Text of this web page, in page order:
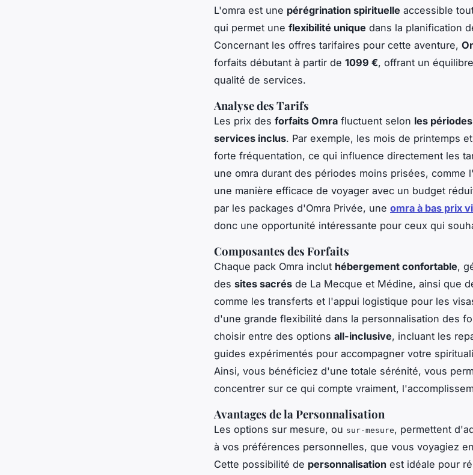
L'omra est une pérégrination spirituelle accessible
qui permet une flexibilité unique dans la planification
Concernant les offres tarifaires pour cette aventure,
forfaits débutant à partir de 1099 €, offrant un
qualité de services.
Analyse des Tarifs
Les prix des forfaits Omra fluctuent selon les
services inclus. Par exemple, les mois de printemps
forte fréquentation, ce qui influence directement les
une omra durant des périodes moins prisées, comme
une manière efficace de voyager avec un budget
par les packages d'Omra Privée, une omra à bas prix
donc une opportunité intéressante pour ceux qui
Composantes des Forfaits
Chaque pack Omra inclut hébergement confortable,
des sites sacrés de La Mecque et Médine, ainsi que
comme les transferts et l'appui logistique pour les
d'une grande flexibilité dans la personnalisation des
choisir entre des options all-inclusive, incluant les
guides expérimentés pour accompagner votre
Ainsi, vous bénéficiez d'une totale sérénité, vous
concentrer sur ce qui compte vraiment,
Avantages de la Personnalisation
Les options sur mesure, ou sur-mesure, permettent
à vos préférences personnelles, que vous voyagiez
Cette possibilité de personnalisation est idéale pour